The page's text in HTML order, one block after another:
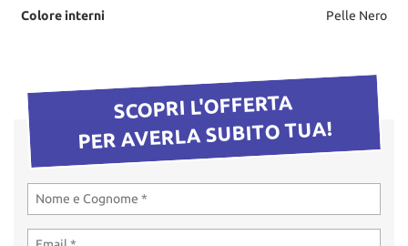
Colore interni Pelle Nero
SCOPRI L'OFFERTA
PER AVERLA SUBITO TUA!
e
in
qualsiasi
momento.